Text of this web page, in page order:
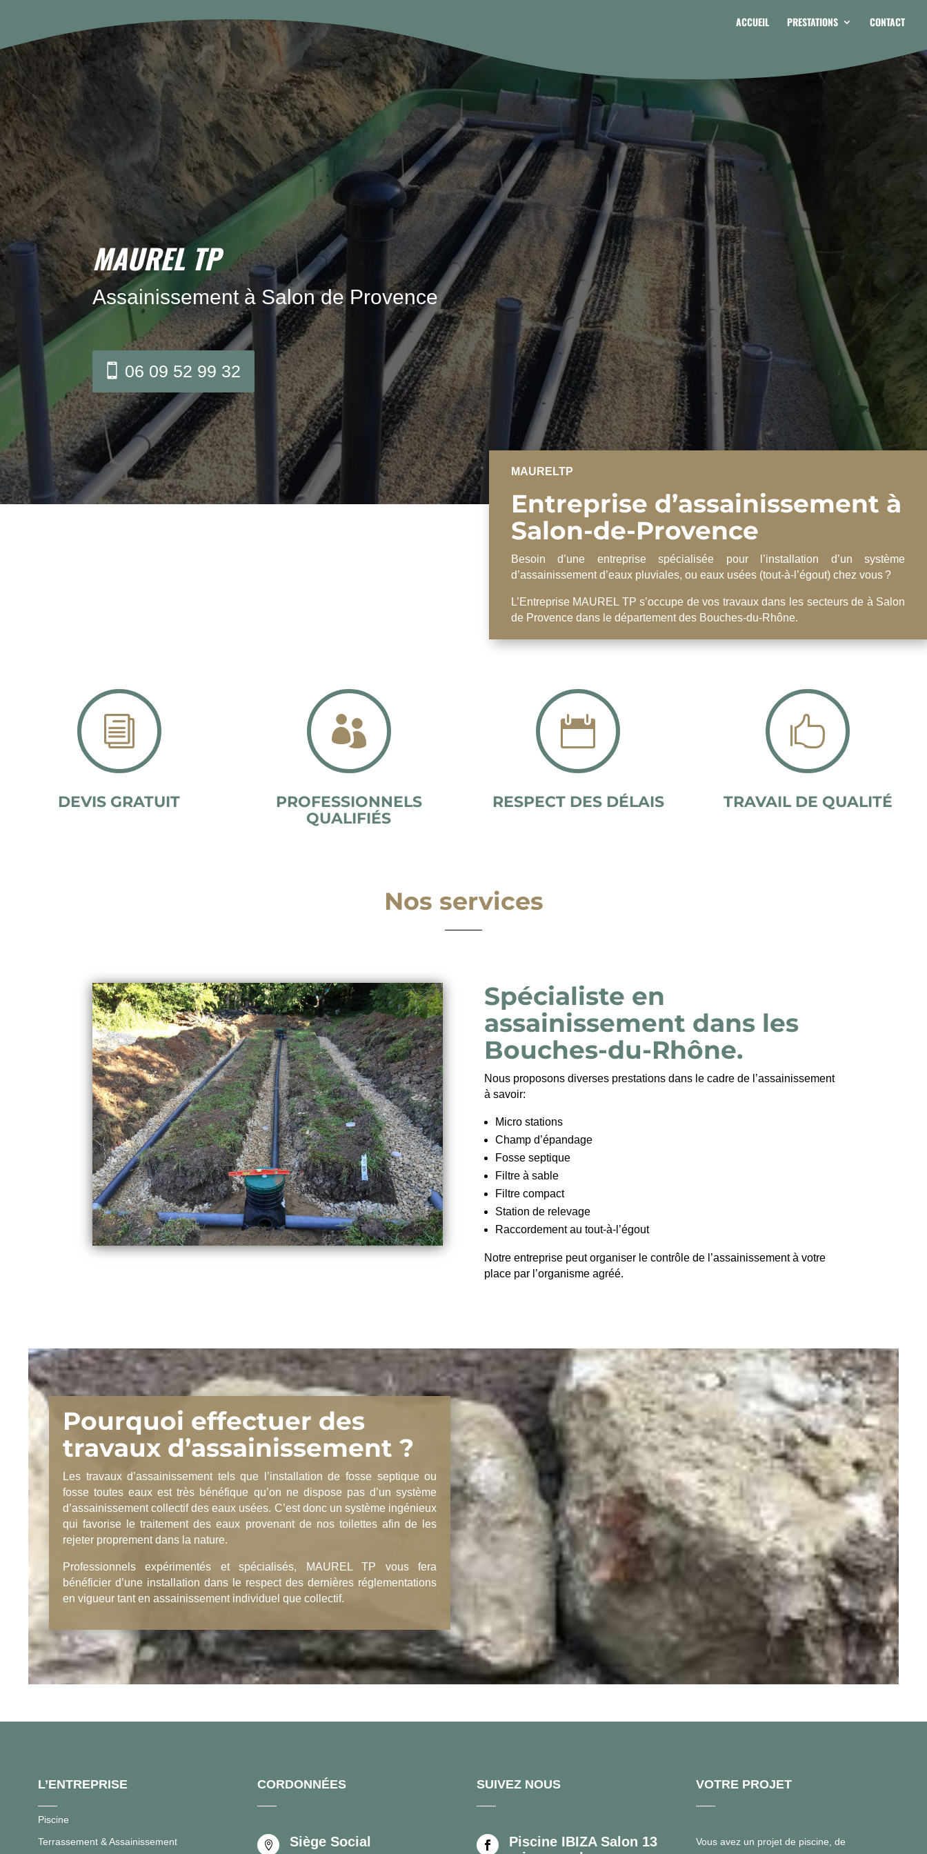
ACCUEIL PRESTATIONS CONTACT
MAUREL TP
Assainissement à Salon de Provence
06 09 52 99 32
MAURELTP
Entreprise d’assainissement à
Salon-de-Provence
Besoin d’une entreprise spécialisée pour l’installation d’un système
d’assainissement d’eaux pluviales, ou eaux usées (tout-à-l’égout) chez vous ?
L’Entreprise MAUREL TP s’occupe de vos travaux dans les secteurs de à Salon
de Provence dans le département des Bouches-du-Rhône.
i
DEVIS GRATUIT

PROFESSIONNELS
QUALIFIÉS

RESPECT DES DÉLAIS

TRAVAIL DE QUALITÉ
Nos services
Spécialiste en
assainissement dans les
Bouches-du-Rhône.
Nous proposons diverses prestations dans le cadre de l’assainissement
à savoir:
Micro stations
Champ d’épandage
Fosse septique
Filtre à sable
Filtre compact
Station de relevage
Raccordement au tout-à-l’égout
Notre entreprise peut organiser le contrôle de l’assainissement à votre
place par l’organisme agréé.
Pourquoi effectuer des
travaux d’assainissement ?
Les travaux d’assainissement tels que l’installation de fosse septique ou
fosse toutes eaux est très bénéfique qu’on ne dispose pas d’un système
d’assainissement collectif des eaux usées. C’est donc un système ingénieux
qui favorise le traitement des eaux provenant de nos toilettes afin de les
rejeter proprement dans la nature.
Professionnels expérimentés et spécialisés, MAUREL TP vous fera
bénéficier d’une installation dans le respect des dernières réglementations
en vigueur tant en assainissement individuel que collectif.
L’ENTREPRISE
Piscine
Terrassement & Assainissement
CORDONNÉES
 Siège Social
SUIVEZ NOUS

Piscine IBIZA Salon 13
VOTRE PROJET
Vous avez un projet de piscine, de